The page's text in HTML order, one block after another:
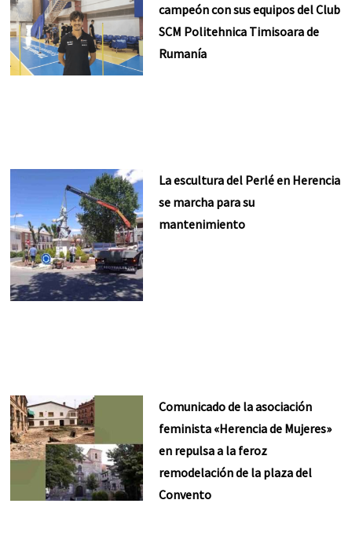
campeón con sus equipos del Club
SCM Politehnica Timisoara de
Rumanía
La escultura del Perlé en Herencia
se marcha para su
mantenimiento
Comunicado de la asociación
feminista «Herencia de Mujeres»
en repulsa a la feroz
remodelación de la plaza del
Convento